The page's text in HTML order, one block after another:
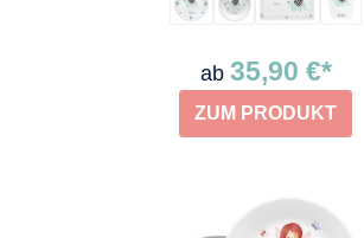
ab 35,90 €*
ZUM PRODUKT